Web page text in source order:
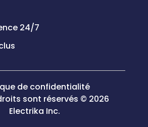
24/7
de confidentialité
sont réservés © 2026
Electrika Inc.